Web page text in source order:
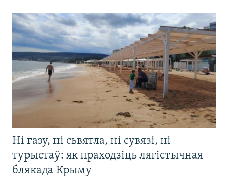
Ні газу, ні сьвятла, ні сувязі, ні
турыстаў: як праходзіць лягістычная
блякада Крыму